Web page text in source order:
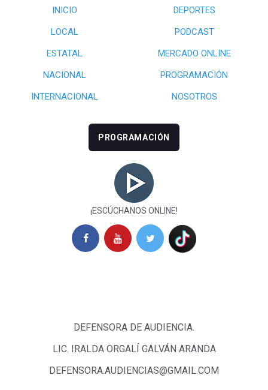
INICIO
DEPORTES
LOCAL
PODCAST
ESTATAL
MERCADO ONLINE
NACIONAL
PROGRAMACIÓN
INTERNACIONAL
NOSOTROS
PROGRAMACIÓN
¡ESCÚCHANOS ONLINE!
DEFENSORA DE AUDIENCIA.
LIC. IRALDA ORGALÍ GALVÁN ARANDA
DEFENSORA.AUDIENCIAS@GMAIL.COM